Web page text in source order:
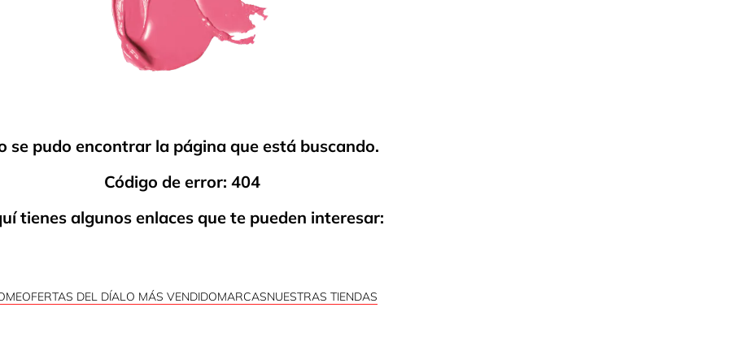
se pudo encontrar la página que está buscando.
Código de error: 404
tienes algunos enlaces que te pueden interesar:
OFERTAS DEL DÍALO MÁS VENDIDOMARCASNUESTRAS TIENDAS